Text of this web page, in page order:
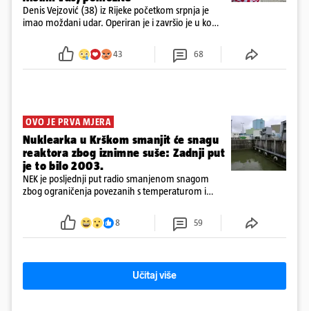
Denis Vejzović (38) iz Rijeke početkom srpnja je
imao moždani udar. Operiran je i završio je u komi.
tamošnji liječnici ne vjeruju u oporavak: 'Imamo
43 68
OVO JE PRVA MJERA
Nuklearka u Krškom smanjit će snagu
reaktora zbog iznimne suše: Zadnji put
je to bilo 2003.
NEK je posljednji put radio smanjenom snagom
zbog ograničenja povezanih s temperaturom i
smanjenje snage bilo potrebno više od 90 dana.
8 59
Učitaj više